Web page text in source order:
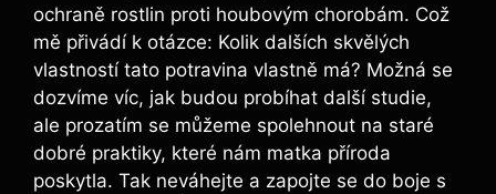
ochraně rostlin proti houbovým chorobám. ‍Což
mě přivádí k otázce: Kolik dalších skvělých
vlastností tato potravina vlastně má? Možná se
dozvíme⁣ víc, jak ‍budou probíhat další studie,
ale prozatím se ⁣můžeme spolehnout ‌na staré
dobré praktiky, které nám matka příroda
⁣poskytla. Tak neváhejte a zapojte se do boje s